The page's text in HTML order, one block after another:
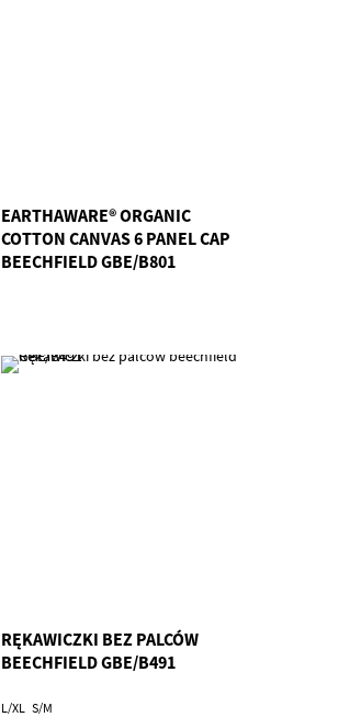
EARTHAWARE® ORGANIC
COTTON CANVAS 6 PANEL CAP
BEECHFIELD GBE/B801
RĘKAWICZKI BEZ PALCÓW
BEECHFIELD GBE/B491
L/XL S/M